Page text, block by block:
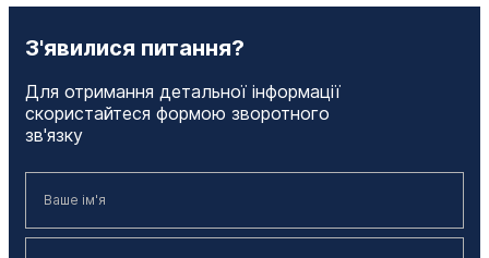
З'явилися питання?
Для отримання детальної інформації
скористайтеся формою зворотного
зв'язку